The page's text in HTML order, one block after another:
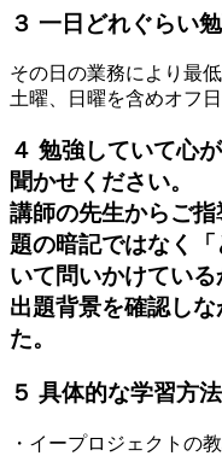
３ 一日どれぐらい
その日の業務により最
土曜、日曜を含めオフ
４ 勉強していて心
聞かせください。
講師の先生からご
題の暗記ではなく
いて問いかけている
出題背景を確認し
た。
５ 具体的な学習方
・イープロジェクトの